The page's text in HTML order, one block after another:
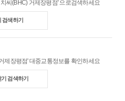
씨(BHC) 거제장평점' 으로검색하세요
검색하기
제장평점' 대중교통정보를 확인하세요
검색하기